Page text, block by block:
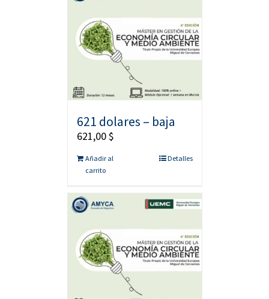
621 dolares – baja
621,00$
Añadir al
carrito
Detalles